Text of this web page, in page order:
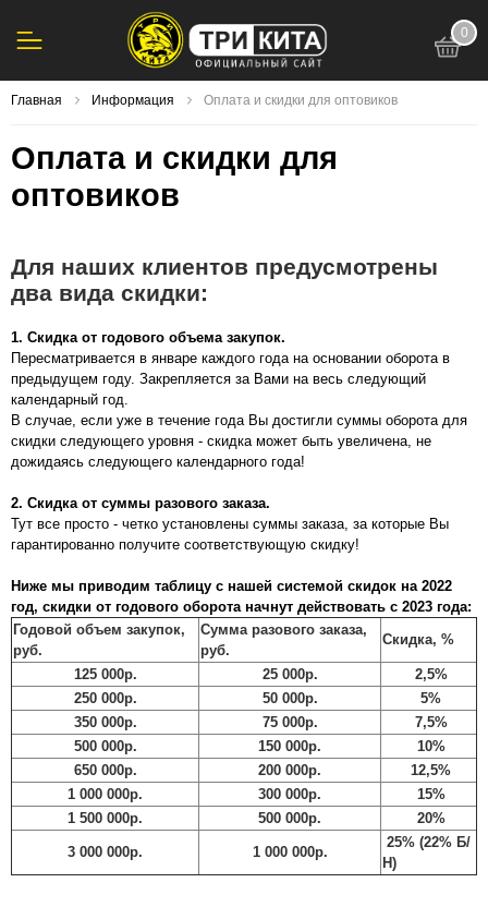
0
Главная Информация Оплата и скидки для оптовиков
Оплата и скидки для
оптовиков
Для наших клиентов предусмотрены
два вида скидки:
1. Скидка от годового объема закупок.
Пересматривается в январе каждого года на основании оборота в
предыдущем году. Закрепляется за Вами на весь следующий
календарный год.
В случае, если уже в течение года Вы достигли суммы оборота для
скидки следующего уровня - скидка может быть увеличена, не
дожидаясь следующего календарного года!
2. Скидка от суммы разового заказа.
Тут все просто - четко установлены суммы заказа, за которые Вы
гарантированно получите соответствующую скидку!
Ниже мы приводим таблицу с нашей системой скидок на 2022
год, скидки от годового оборота начнут действовать с 2023 года:
Годовой объем закупок,
руб.
Сумма разового заказа,
руб.
Скидка, %
125 000р. 25 000р.
2,5%
250 000р.
50 000р.
5%
350 000р.
75 000р.
7,5%
500 000р.
150 000р.
10%
650 000р.
200 000р.
12,5%
1 000 000р.
300 000р.
15%
1 500 000р.
500 000р. 20%
3 000 000р. 1 000 000р.
25% (22% Б/
Н)